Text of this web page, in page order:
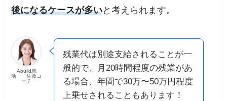
後になるケースが多いと考えられます。
Abuild就
活 佐藤コ
ーチ
残業代は別途支給されることが一
般的で、月20時間程度の残業があ
る場合、年間で30万〜50万円程度
上乗せされることもあります！